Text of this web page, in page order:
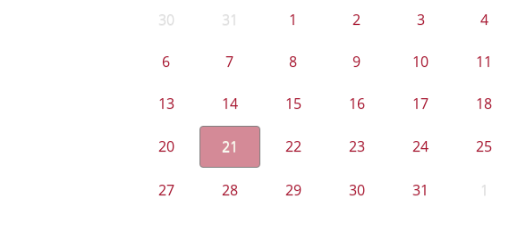
30 31 1 2 3 4
6 7 8 9 10 11
13 14 15 16 17 18
20 21 22 23 24 25
27 28 29 30 31 1